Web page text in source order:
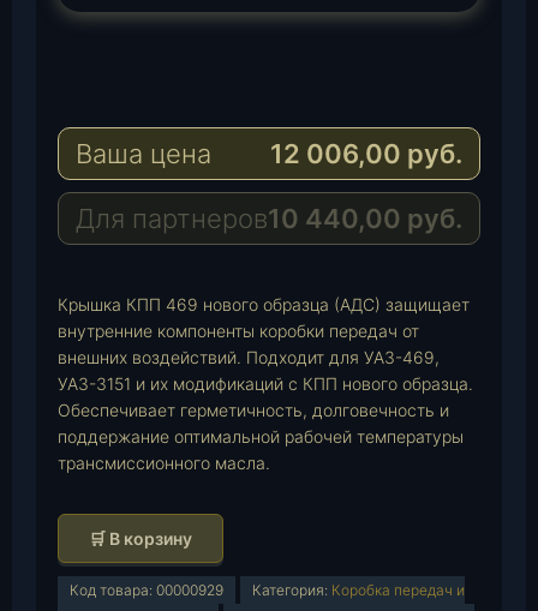
e
r
a
m
a
s
A
p
a
i
l
Ваша цена 12 006,00 руб.
Для партнеров10 440,00 руб.
Крышка КПП 469 нового образца (АДС) защищает
внутренние компоненты коробки передач от
внешних воздействий. Подходит для УАЗ-469,
УАЗ-3151 и их модификаций с КПП нового образца.
Обеспечивает герметичность, долговечность и
поддержание оптимальной рабочей температуры
трансмиссионного масла.
о
л
🛒 В корзину
Код товара: 00000929 Категория: Коробка передач и